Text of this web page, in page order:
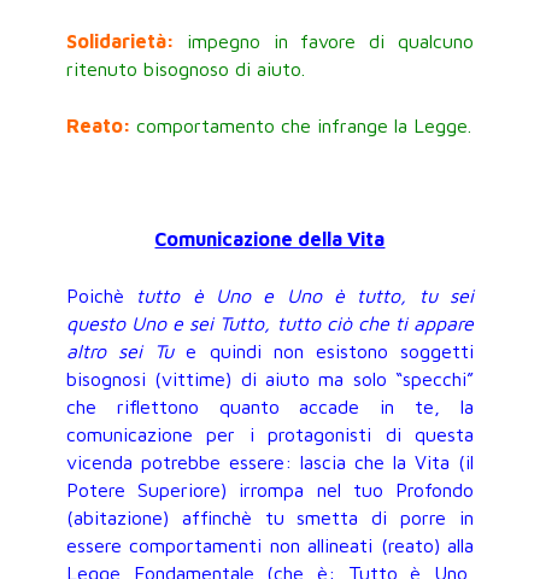
Solidarietà: impegno in favore di qualcuno
ritenuto bisognoso di aiuto.
Reato: comportamento che infrange la Legge.
Comunicazione della Vita
Poichè
tutto è Uno e Uno è tutto, tu sei
questo Uno e sei Tutto, tutto ciò che ti appare
altro sei Tue quindi non esistono soggetti
bisognosi (vittime) di aiuto ma solo “specchi”
che riflettono quanto accade in te, la
comunicazione per i protagonisti di questa
vicenda potrebbe essere: lascia che la Vita (il
Potere Superiore) irrompa nel tuo Profondo
(abitazione) affinchè tu smetta di porre in
essere comportamenti non allineati (reato) alla
Legge Fondamentale (che è: Tutto è Uno,